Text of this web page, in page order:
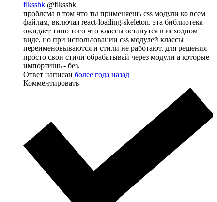
flksshk @flksshk
проблема в том что ты применяешь css модули ко всем
файлам, включая react-loading-skeleton. эта библиотека
ожидает типо того что классы останутся в исходном
виде, но при использовании css модулей классы
переименовываются и стили не работают. для решения
просто свои стили обрабатывай через модули а которые
импортишь - без.
Ответ написан более года назад
Комментировать